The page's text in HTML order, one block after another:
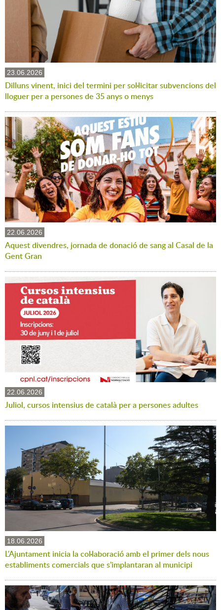
23.06.2026
Dilluns vinent, inici del termini per sol·licitar subvencions del
lloguer per a persones de 35 anys o menys
22.06.2026
Aquest divendres, jornada de donació de sang al Casal de la
Gent Gran
22.06.2026
Juliol, cursos intensius de català per a persones adultes
18.06.2026
L'Ajuntament inicia la col·laboració amb el primer dels nous
establiments comercials que s'implantaran al municipi